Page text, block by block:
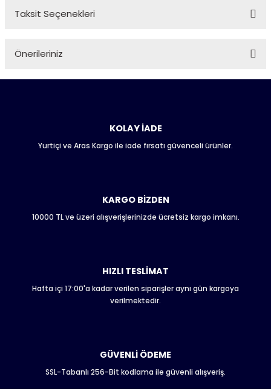
Ürün hakkında henüz soru sorulmamış.
Taksit Seçenekleri
Önerileriniz
Bu ürünün fiyat bilgisi, resim, ürün açıklamalarında ve diğer
Ürün resmi kalitesiz, bozuk veya görüntülenemiyor.
Ürün fiyatı diğer sitelerden daha pahalı.
Bu ürüne benzer farklı alternatifler olmalı.
Gönder
KOLAY İADE
Yurtiçi ve Aras Kargo ile iade fırsatı güvenceli ürünler.
KARGO BİZDEN
10000 TL ve üzeri alışverişlerinizde ücretsiz kargo imkanı.
HIZLI TESLİMAT
Hafta içi 17:00'a kadar verilen siparişler aynı gün kargoya
verilmektedir.
GÜVENLİ ÖDEME
SSL-Tabanlı 256-Bit kodlama ile güvenli alışveriş.